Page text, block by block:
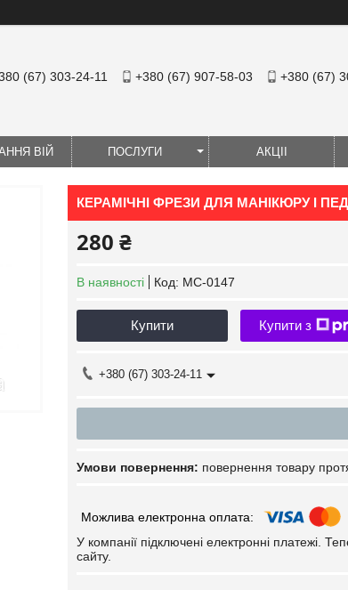
(67) 303-24-11 +380 (67) 907-58-03 +380 (67)
ВІЙ ПОСЛУГИ АКЦІІ
КЕРАМІЧНІ ФРЕЗИ ДЛЯ МАНІКЮРУ І
280 ₴
В наявності Код: МС-0147
Купити Купити з
+380 (67) 303-24-11
повернення товару
У компанії підключені електронні платежі.
сайту.